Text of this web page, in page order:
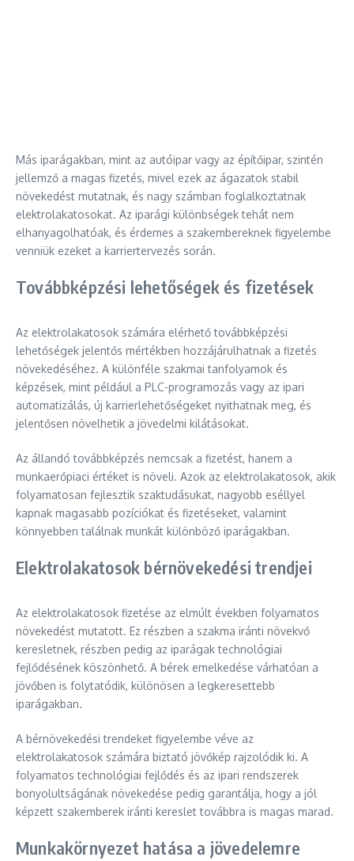
Más iparágakban, mint az autóipar vagy az építőipar, szintén
jellemző a magas fizetés, mivel ezek az ágazatok stabil
növekedést mutatnak, és nagy számban foglalkoztatnak
elektrolakatosokat. Az iparági különbségek tehát nem
elhanyagolhatóak, és érdemes a szakembereknek figyelembe
venniük ezeket a karriertervezés során.
Továbbképzési lehetőségek és fizetések
Az elektrolakatosok számára elérhető továbbképzési
lehetőségek jelentős mértékben hozzájárulhatnak a fizetés
növekedéséhez. A különféle szakmai tanfolyamok és
képzések, mint például a PLC-programozás vagy az ipari
automatizálás, új karrierlehetőségeket nyithatnak meg, és
jelentősen növelhetik a jövedelmi kilátásokat.
Az állandó továbbképzés nemcsak a fizetést, hanem a
munkaerőpiaci értéket is növeli. Azok az elektrolakatosok, akik
folyamatosan fejlesztik szaktudásukat, nagyobb eséllyel
kapnak magasabb pozíciókat és fizetéseket, valamint
könnyebben találnak munkát különböző iparágakban.
Elektrolakatosok bérnövekedési trendjei
Az elektrolakatosok fizetése az elmúlt években folyamatos
növekedést mutatott. Ez részben a szakma iránti növekvő
keresletnek, részben pedig az iparágak technológiai
fejlődésének köszönhető. A bérek emelkedése várhatóan a
jövőben is folytatódik, különösen a legkeresettebb
iparágakban.
A bérnövekedési trendeket figyelembe véve az
elektrolakatosok számára biztató jövőkép rajzolódik ki. A
folyamatos technológiai fejlődés és az ipari rendszerek
bonyolultságának növekedése pedig garantálja, hogy a jól
képzett szakemberek iránti kereslet továbbra is magas marad.
Munkakörnyezet hatása a jövedelemre